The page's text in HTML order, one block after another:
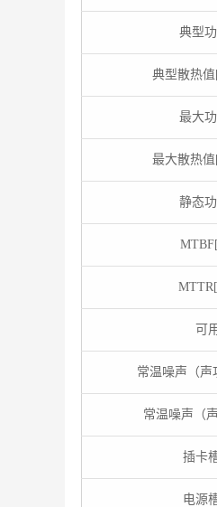
典型
典型散热
最大
最大散热
静态
可
常温噪声（声
常温噪声（
插卡
电源